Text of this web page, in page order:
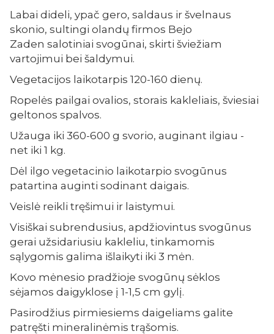
Labai dideli, ypač gero, saldaus ir švelnaus
skonio, sultingi olandų firmos Bejo
Zaden salotiniai svogūnai, skirti šviežiam
vartojimui bei šaldymui.
Vegetacijos laikotarpis 120-160 dienų.
Ropelės pailgai ovalios, storais kakleliais, šviesiai
geltonos spalvos.
Užauga iki 360-600 g svorio, auginant ilgiau -
net iki 1 kg.
Dėl ilgo vegetacinio laikotarpio svogūnus
patartina auginti sodinant daigais.
Veislė reikli tręšimui ir laistymui.
Visiškai subrendusius, apdžiovintus svogūnus
gerai užsidariusiu kakleliu, tinkamomis
sąlygomis galima išlaikyti iki 3 mėn.
Kovo mėnesio pradžioje svogūnų sėklos
sėjamos daigyklose į 1-1,5 cm gylį.
Pasirodžius pirmiesiems daigeliams galite
patręšti mineralinėmis trąšomis.